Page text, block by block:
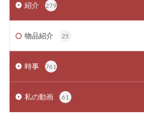
紹介 279
物品紹介 25
時事 761
私の動画 61